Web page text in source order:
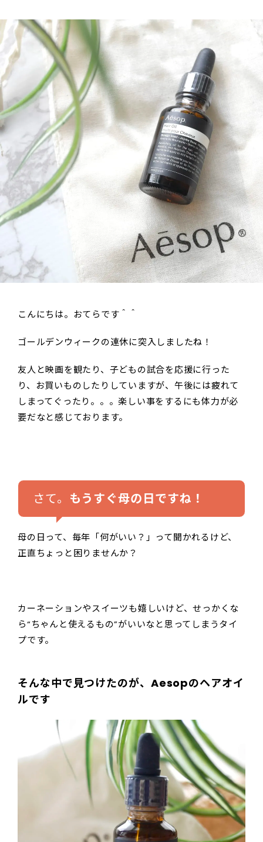
こんにちは。おてらです＾＾
ゴールデンウィークの連休に突入しましたね！
友人と映画を観たり、子どもの試合を応援に行った
り、お買いものしたりしていますが、午後には疲れて
しまってぐったり。。。楽しい事をするにも体力が必
要だなと感じております。
さて。 もうすぐ母の日ですね！
母の日って、毎年「何がいい？」って聞かれるけど、
正直ちょっと困りませんか？
カーネーションやスイーツも嬉しいけど、せっかくな
ら“ちゃんと使えるもの”がいいなと思ってしまうタイ
プです。
そんな中で見つけたのが、Aesopのヘアオイ
ルです